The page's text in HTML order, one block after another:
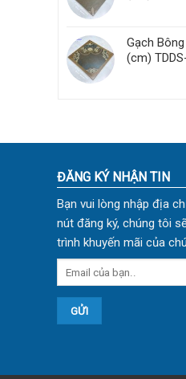
Gạch
(cm)
ĐĂNG KÝ NHẬN TIN
Bạn vui lòng nhập địa
nút đăng ký, chúng tôi
trình khuyến mãi của